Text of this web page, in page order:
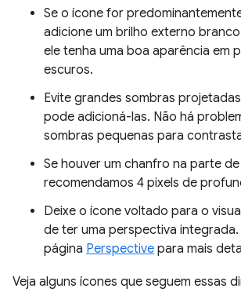
Se o ícone for
adicione um brilho externo
ele tenha uma boa aparência em
escuros.
Evite grandes sombras
pode adicioná-las. Não há
sombras pequenas para
Se houver um chanfro na parte
recomendamos 4 pixels de
Deixe o ícone voltado para o
de ter uma perspectiva
página Perspective para mais
Veja alguns ícones que seguem essas